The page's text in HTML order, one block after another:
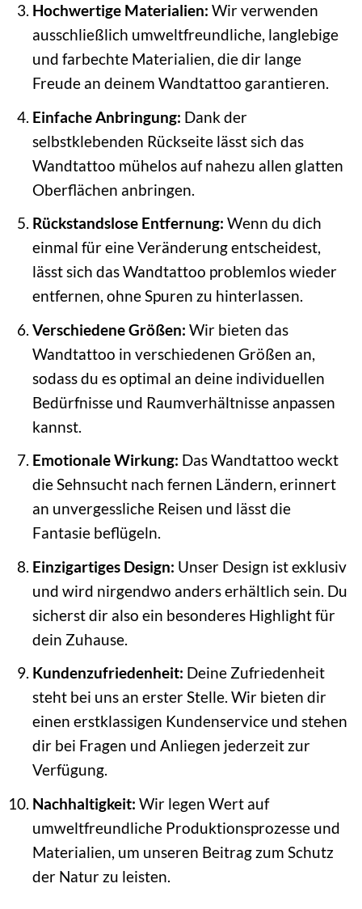
Hochwertige Materialien: Wir verwenden
ausschließlich umweltfreundliche, langlebige
und farbechte Materialien, die dir lange
Freude an deinem Wandtattoo garantieren.
Einfache Anbringung: Dank der
selbstklebenden Rückseite lässt sich das
Wandtattoo mühelos auf nahezu allen glatten
Oberflächen anbringen.
Rückstandslose Entfernung: Wenn du dich
einmal für eine Veränderung entscheidest,
lässt sich das Wandtattoo problemlos wieder
entfernen, ohne Spuren zu hinterlassen.
Verschiedene Größen: Wir bieten das
Wandtattoo in verschiedenen Größen an,
sodass du es optimal an deine individuellen
Bedürfnisse und Raumverhältnisse anpassen
kannst.
Emotionale Wirkung: Das Wandtattoo weckt
die Sehnsucht nach fernen Ländern, erinnert
an unvergessliche Reisen und lässt die
Fantasie beflügeln.
Einzigartiges Design: Unser Design ist exklusiv
und wird nirgendwo anders erhältlich sein. Du
sicherst dir also ein besonderes Highlight für
dein Zuhause.
Kundenzufriedenheit: Deine Zufriedenheit
steht bei uns an erster Stelle. Wir bieten dir
einen erstklassigen Kundenservice und stehen
dir bei Fragen und Anliegen jederzeit zur
Verfügung.
Nachhaltigkeit: Wir legen Wert auf
umweltfreundliche Produktionsprozesse und
Materialien, um unseren Beitrag zum Schutz
der Natur zu leisten.